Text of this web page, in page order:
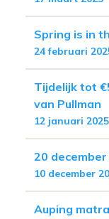
Spring is in
24 februari
Tijdelijk tot
van Pullman
12 januari 2025
20
10 december
Auping